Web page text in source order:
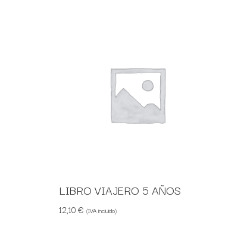
LIBRO VIAJERO 5 AÑOS
12,10€ (IVA incluido)